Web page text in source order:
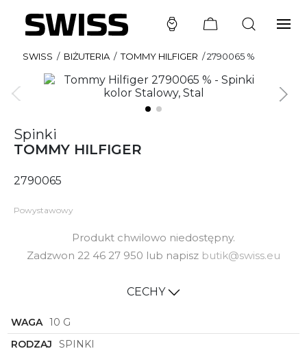
SWISS / BIŻUTERIA / TOMMY HILFIGER /2790065 %
Spinki
TOMMY HILFIGER
2790065
Powystawowy
Produkt chwilowo niedostępny.
Zadzwon 22 46 27 950 lub napisz butik@swiss.eu
CECHY
WAGA 10 G
RODZAJ
SPINKI